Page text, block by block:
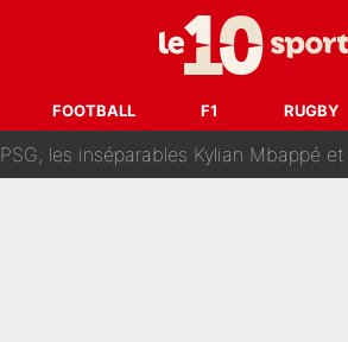
FOOTBALL F1 RUGBY
Kanté : Comme Yan Diomandé, les
La Chaîne L’Équipe : Même Olivier Ménard
les inséparables Kylian Mbappé et